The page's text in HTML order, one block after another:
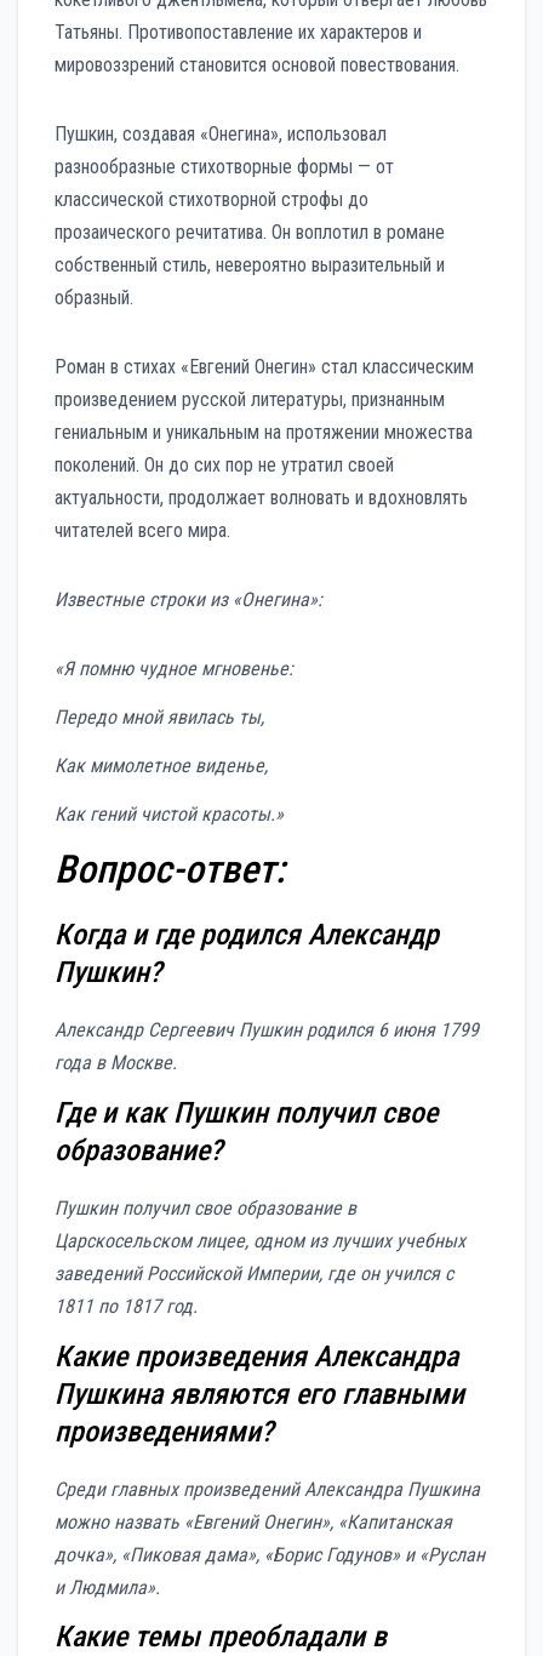
Татьяны. Противопоставление их характеров и
мировоззрений становится основой повествования.
Пушкин, создавая «Онегина», использовал
разнообразные стихотворные формы — от
классической стихотворной строфы до
прозаического речитатива. Он воплотил в романе
собственный стиль, невероятно выразительный и
образный.
Роман в стихах «Евгений Онегин» стал классическим
произведением русской литературы, признанным
гениальным и уникальным на протяжении множества
поколений. Он до сих пор не утратил своей
актуальности, продолжает волновать и вдохновлять
читателей всего мира.
Известные строки из «Онегина»:
«Я помню чудное мгновенье:
Передо мной явилась ты,
Как мимолетное виденье,
Как гений чистой красоты.»
Вопрос-ответ:
Когда и где родился Александр
Пушкин?
Александр Сергеевич Пушкин родился 6 июня 1799
года в Москве.
Где и как Пушкин получил свое
образование?
Пушкин получил свое образование в
Царскосельском лицее, одном из лучших учебных
заведений Российской Империи, где он учился с
1811 по 1817 год.
Какие произведения Александра
Пушкина являются его главными
произведениями?
Среди главных произведений Александра Пушкина
можно назвать «Евгений Онегин», «Капитанская
дочка», «Пиковая дама», «Борис Годунов» и «Руслан
и Людмила».
Какие темы преобладали в